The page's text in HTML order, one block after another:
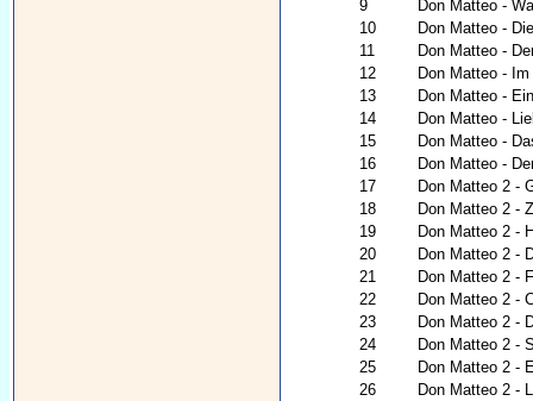
9
Don Matteo -
10
Don Matteo -
11
Don Matteo -
12
Don Matteo -
13
Don Matteo -
14
Don Matteo -
15
Don Matteo -
16
Don Matteo -
17
Don Matteo 2 -
18
Don Matteo 2 -
19
Don Matteo 2 -
20
Don Matteo 2 -
21
Don Matteo 2 -
22
Don Matteo 2 -
23
Don Matteo 2 -
24
Don Matteo 2 -
25
Don Matteo 2 -
26
Don Matteo 2 -